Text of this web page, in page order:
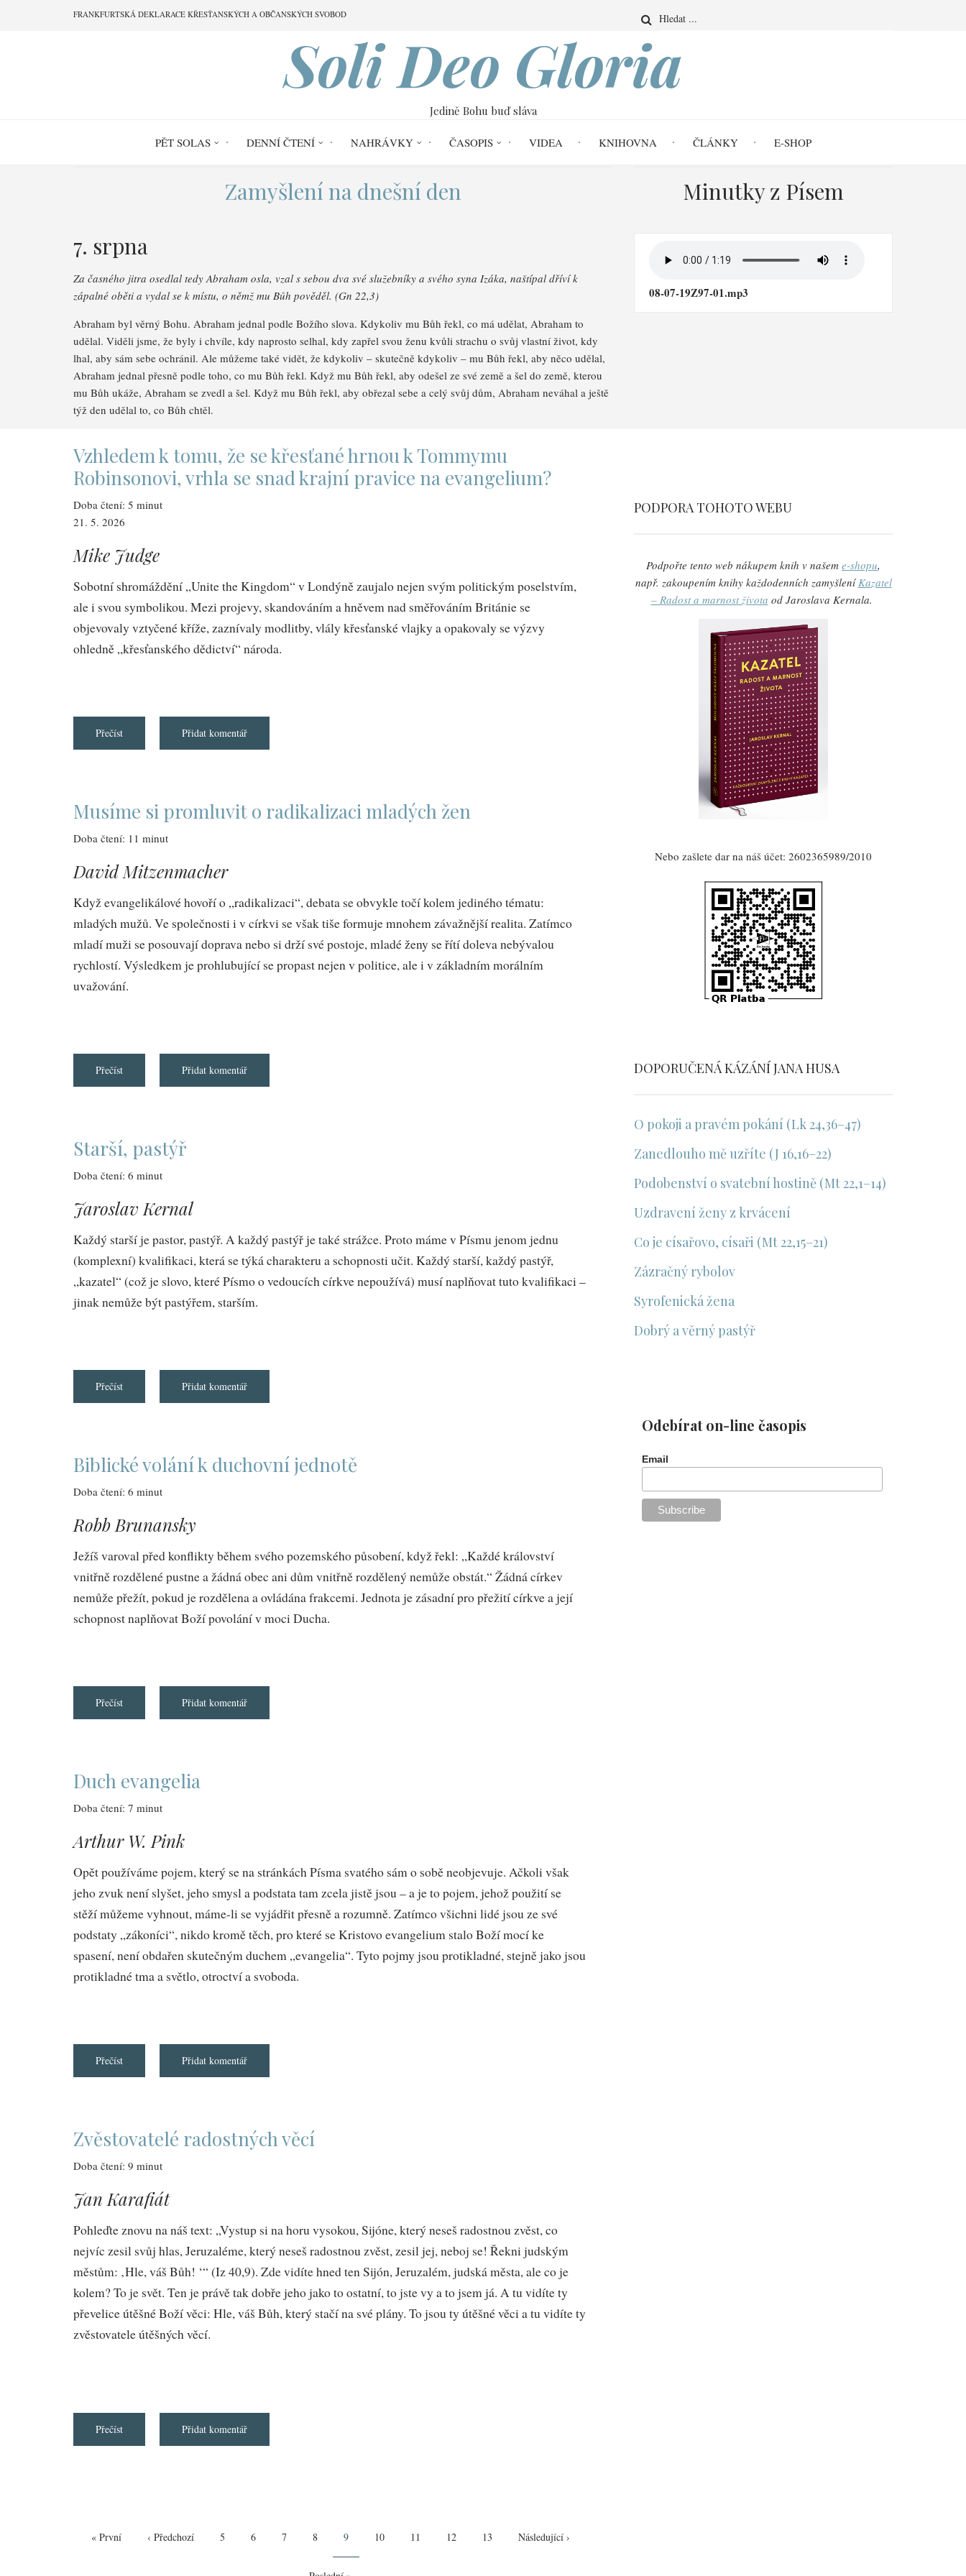
FRANKFURTSKÁ DEKLARACE KŘESŤANSKÝCH A OBČANSKÝCH SVOBOD Search
Soli Deo Gloria
Jedině Bohu buď sláva
PĚT SOLAS DENNÍ ČTENÍ NAHRÁVKY ČASOPIS VIDEA KNIHOVNA ČLÁNKY E-SHOP
Zamyšlení na dnešní den
7. srpna
Za časného jitra osedlal tedy Abraham osla, vzal s sebou dva své služebníky a svého syna Izáka, naštípal dříví k
zápalné oběti a vydal se k místu, o němž mu Bůh pověděl. (Gn 22,3)
Abraham byl věrný Bohu. Abraham jednal podle Božího slova. Kdykoliv mu Bůh řekl, co má udělat, Abraham to
udělal. Viděli jsme, že byly i chvíle, kdy naprosto selhal, kdy zapřel svou ženu kvůli strachu o svůj vlastní život, kdy
lhal, aby sám sebe ochránil. Ale můžeme také vidět, že kdykoliv – skutečně kdykoliv – mu Bůh řekl, aby něco udělal,
Abraham jednal přesně podle toho, co mu Bůh řekl. Když mu Bůh řekl, aby odešel ze své země a šel do země, kterou
mu Bůh ukáže, Abraham se zvedl a šel. Když mu Bůh řekl, aby obřezal sebe a celý svůj dům, Abraham neváhal a ještě
týž den udělal to, co Bůh chtěl.
Minutky z Písem
08-07-19Z97-01.mp3
Vzhledem k tomu, že se křesťané hrnou k Tommymu
Robinsonovi, vrhla se snad krajní pravice na evangelium?
Doba čtení: 5 minut
21. 5. 2026
Mike Judge
Sobotní shromáždění „Unite the Kingdom“ v Londýně zaujalo nejen svým politickým poselstvím,
ale i svou symbolikou. Mezi projevy, skandováním a hněvem nad směřováním Británie se
objevovaly vztyčené kříže, zaznívaly modlitby, vlály křesťanské vlajky a opakovaly se výzvy
ohledně „křesťanského dědictví“ národa.
Přečíst
k
k
Tommymu
Robinsonovi,
vrhla
snad
krajní
evangelium?
Přidat komentář
Musíme si promluvit o radikalizaci mladých žen
Doba čtení: 11 minut
David Mitzenmacher
Když evangelikálové hovoří o „radikalizaci“, debata se obvykle točí kolem jediného tématu:
mladých mužů. Ve společnosti i v církvi se však tiše formuje mnohem závažnější realita. Zatímco
mladí muži se posouvají doprava nebo si drží své postoje, mladé ženy se řítí doleva nebývalou
rychlostí. Výsledkem je prohlubující se propast nejen v politice, ale i v základním morálním
uvažování.
Přečíst
si
Přidat komentář
Starší, pastýř
Doba čtení: 6 minut
Jaroslav Kernal
Každý starší je pastor, pastýř. A každý pastýř je také strážce. Proto máme v Písmu jenom jednu
(komplexní) kvalifikaci, která se týká charakteru a schopnosti učit. Každý starší, každý pastýř,
„kazatel“ (což je slovo, které Písmo o vedoucích církve nepoužívá) musí naplňovat tuto kvalifikaci –
jinak nemůže být pastýřem, starším.
Přečíst
pastýř
Přidat komentář
Biblické volání k duchovní jednotě
Doba čtení: 6 minut
Robb Brunansky
Ježíš varoval před konflikty během svého pozemského působení, když řekl: „Každé království
vnitřně rozdělené pustne a žádná obec ani dům vnitřně rozdělený nemůže obstát.“ Žádná církev
nemůže přežít, pokud je rozdělena a ovládána frakcemi. Jednota je zásadní pro přežití církve a její
schopnost naplňovat Boží povolání v moci Ducha.
Přečíst
volání
Přidat komentář
Duch evangelia
Doba čtení: 7 minut
Arthur W. Pink
Opět používáme pojem, který se na stránkách Písma svatého sám o sobě neobjevuje. Ačkoli však
jeho zvuk není slyšet, jeho smysl a podstata tam zcela jistě jsou – a je to pojem, jehož použití se
stěží můžeme vyhnout, máme-li se vyjádřit přesně a rozumně. Zatímco všichni lidé jsou ze své
podstaty „zákoníci“, nikdo kromě těch, pro které se Kristovo evangelium stalo Boží mocí ke
spasení, není obdařen skutečným duchem „evangelia“. Tyto pojmy jsou protikladné, stejně jako jsou
protikladné tma a světlo, otroctví a svoboda.
Přečíst
evangelia
Přidat komentář
Zvěstovatelé radostných věcí
Doba čtení: 9 minut
Jan Karafiát
Pohleďte znovu na náš text: „Vystup si na horu vysokou, Sijóne, který neseš radostnou zvěst, co
nejvíc zesil svůj hlas, Jeruzaléme, který neseš radostnou zvěst, zesil jej, neboj se! Řekni judským
městům: ‚Hle, váš Bůh! ‘“ (Iz 40,9). Zde vidíte hned ten Sijón, Jeruzalém, judská města, ale co je
kolem? To je svět. Ten je právě tak dobře jeho jako to ostatní, to jste vy a to jsem já. A tu vidíte ty
převelice útěšné Boží věci: Hle, váš Bůh, který stačí na své plány. To jsou ty útěšné věci a tu vidíte ty
zvěstovatele útěšných věcí.
Přečíst
radostných
Přidat komentář
First
« První Předchozí
‹ Předchozí Page
5 Page
6 Page
7 Page
8 Aktuální
9 Page
10 Page
11 Page
12 Page
13 Následující
Následující ›
PODPORA TOHOTO WEBU
Podpořte tento web nákupem knih v našem e-shopu,
např. zakoupením knihy každodenních zamyšleníKazatel
– Radost a marnost života od Jaroslava Kernala.
Nebo zašlete dar na náš účet: 2602365989/2010
DOPORUČENÁ KÁZÁNÍ JANA HUSA
O pokoji a pravém pokání (Lk 24,36–47)
Zanedlouho mě uzříte (J 16,16–22)
Podobenství o svatební hostině (Mt 22,1–14)
Uzdravení ženy z krvácení
Co je císařovo, císaři (Mt 22,15–21)
Zázračný rybolov
Syrofenická žena
Dobrý a věrný pastýř
Odebírat on-line časopis
Email